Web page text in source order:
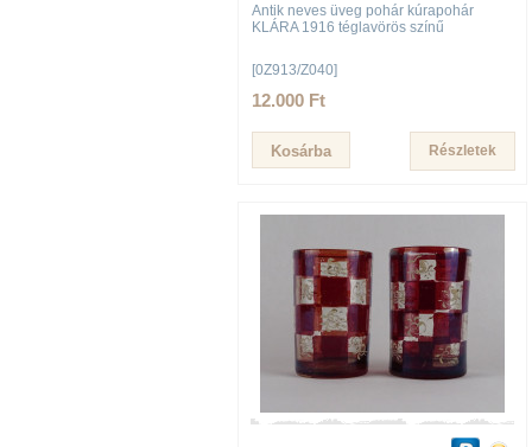
Antik neves üveg pohár kúrapohár
KLÁRA 1916 téglavörös színű
[0Z913/Z040]
12.000 Ft
Részletek